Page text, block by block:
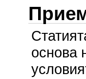
основа